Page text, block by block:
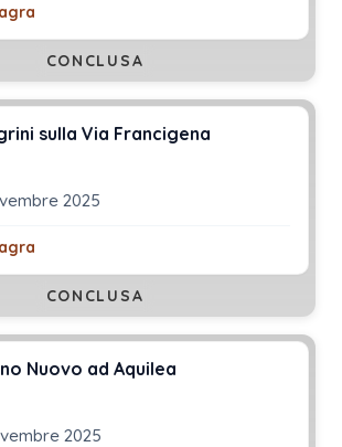
CONCLUSA
sulla Via Francigena
2025
CONCLUSA
Nuovo ad Aquilea
2025